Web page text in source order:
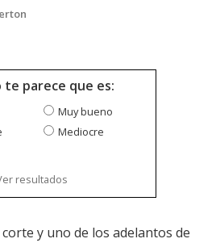
te parece que es:
Muy bueno
Mediocre
resultados
y uno de los adelantos de